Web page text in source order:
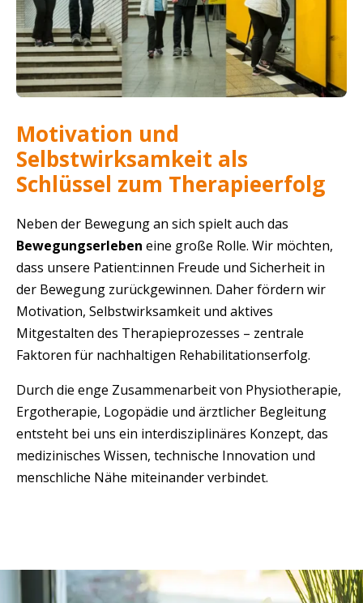
Motivation und
Selbstwirksamkeit als
Schlüssel zum Therapieerfolg
Neben der Bewegung an sich spielt auch das
Bewegungserleben eine große Rolle. Wir möchten,
dass unsere Patient:innen Freude und Sicherheit in
der Bewegung zurückgewinnen. Daher fördern wir
Motivation, Selbstwirksamkeit und aktives
Mitgestalten des Therapieprozesses – zentrale
Faktoren für nachhaltigen Rehabilitationserfolg.
Durch die enge Zusammenarbeit von Physiotherapie,
Ergotherapie, Logopädie und ärztlicher Begleitung
entsteht bei uns ein interdisziplinäres Konzept, das
medizinisches Wissen, technische Innovation und
menschliche Nähe miteinander verbindet.